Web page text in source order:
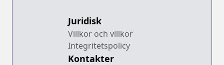
Juridisk
Villkor och villkor
Integritetspolicy
Kontakter